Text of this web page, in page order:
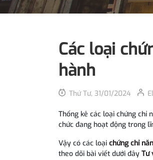
Các loại
hành
Thứ Tư, 31/01/2024
Thống kê các loại chứng chỉ
chức đang hoạt động trong
Vậy có các loại chứng chỉ
theo dõi bài viết dưới đây Tư